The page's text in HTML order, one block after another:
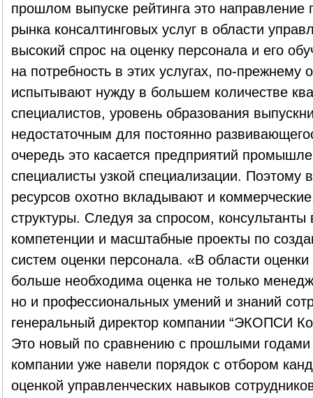
прошлом выпуске рейтинга это
рынка консалтинговых услуг в области
высокий спрос на оценку персонала и его
на потребность в этих услугах, по-
испытывают нужду в большем количестве
специалистов, уровень образования
недостаточным для постоянно
очередь это касается предприятий
специалисты узкой специализации. Поэтому
ресурсов охотно вкладывают и
структуры. Следуя за спросом,
компетенции и масштабные проекты по
систем оценки персонала. «В области
больше необходима оценка не только
но и профессиональных умений и знаний
генеральный директор компании “ЭКОПСИ
Это новый по сравнению с прошлыми
компании уже навели порядок с отбором
оценкой управленческих навыков